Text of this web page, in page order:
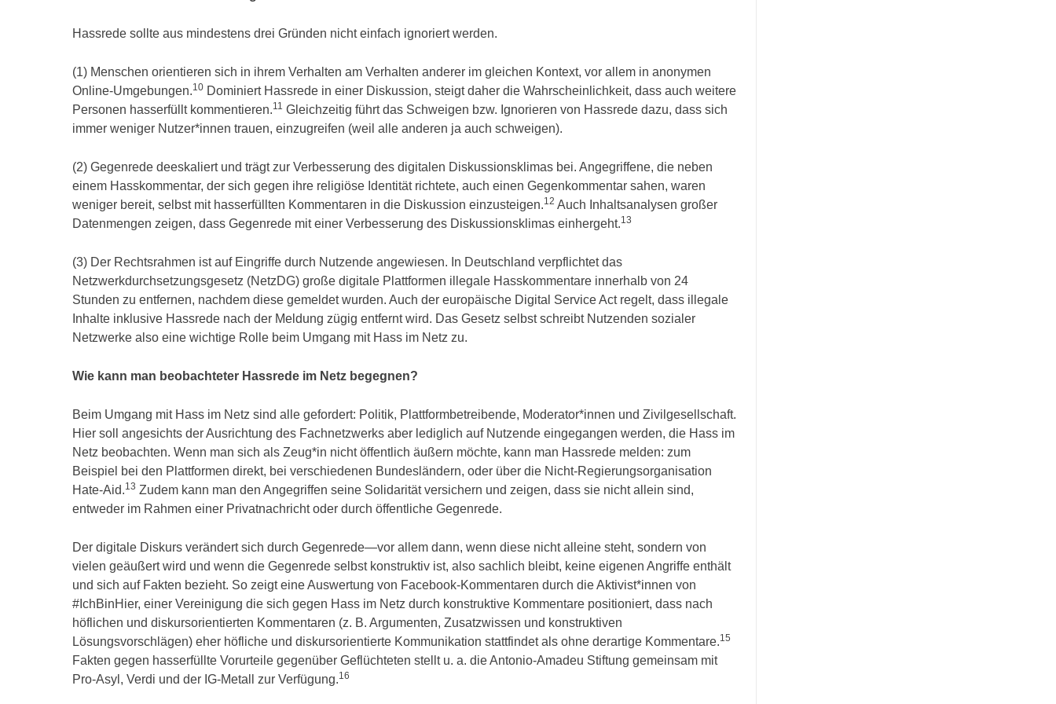
Hassrede sollte aus mindestens drei Gründen nicht einfach ignoriert werden.
(1) Menschen orientieren sich in ihrem Verhalten am Verhalten anderer im gleichen Kontext, vor allem in anonymen
Online-Umgebungen.10 Dominiert Hassrede in einer Diskussion, steigt daher die Wahrscheinlichkeit, dass auch weitere
Personen hasserfüllt kommentieren.11 Gleichzeitig führt das Schweigen bzw. Ignorieren von Hassrede dazu, dass sich
immer weniger Nutzer*innen trauen, einzugreifen (weil alle anderen ja auch schweigen).
(2) Gegenrede deeskaliert und trägt zur Verbesserung des digitalen Diskussionsklimas bei. Angegriffene, die neben
einem Hasskommentar, der sich gegen ihre religiöse Identität richtete, auch einen Gegenkommentar sahen, waren
weniger bereit, selbst mit hasserfüllten Kommentaren in die Diskussion einzusteigen.12 Auch Inhaltsanalysen großer
Datenmengen zeigen, dass Gegenrede mit einer Verbesserung des Diskussionsklimas einhergeht.13
(3) Der Rechtsrahmen ist auf Eingriffe durch Nutzende angewiesen. In Deutschland verpflichtet das
Netzwerkdurchsetzungsgesetz (NetzDG) große digitale Plattformen illegale Hasskommentare innerhalb von 24
Stunden zu entfernen, nachdem diese gemeldet wurden. Auch der europäische Digital Service Act regelt, dass illegale
Inhalte inklusive Hassrede nach der Meldung zügig entfernt wird. Das Gesetz selbst schreibt Nutzenden sozialer
Netzwerke also eine wichtige Rolle beim Umgang mit Hass im Netz zu.
Wie kann man beobachteter Hassrede im Netz begegnen?
Beim Umgang mit Hass im Netz sind alle gefordert: Politik, Plattformbetreibende, Moderator*innen und Zivilgesellschaft.
Hier soll angesichts der Ausrichtung des Fachnetzwerks aber lediglich auf Nutzende eingegangen werden, die Hass im
Netz beobachten. Wenn man sich als Zeug*in nicht öffentlich äußern möchte, kann man Hassrede melden: zum
Beispiel bei den Plattformen direkt, bei verschiedenen Bundesländern, oder über die Nicht-Regierungsorganisation
Hate-Aid.13 Zudem kann man den Angegriffen seine Solidarität versichern und zeigen, dass sie nicht allein sind,
entweder im Rahmen einer Privatnachricht oder durch öffentliche Gegenrede.
Der digitale Diskurs verändert sich durch Gegenrede—vor allem dann, wenn diese nicht alleine steht, sondern von
vielen geäußert wird und wenn die Gegenrede selbst konstruktiv ist, also sachlich bleibt, keine eigenen Angriffe enthält
und sich auf Fakten bezieht. So zeigt eine Auswertung von Facebook-Kommentaren durch die Aktivist*innen von
#IchBinHier, einer Vereinigung die sich gegen Hass im Netz durch konstruktive Kommentare positioniert, dass nach
höflichen und diskursorientierten Kommentaren (z. B. Argumenten, Zusatzwissen und konstruktiven
Lösungsvorschlägen) eher höfliche und diskursorientierte Kommunikation stattfindet als ohne derartige Kommentare.15
Fakten gegen hasserfüllte Vorurteile gegenüber Geflüchteten stellt u. a. die Antonio-Amadeu Stiftung gemeinsam mit
Pro-Asyl, Verdi und der IG-Metall zur Verfügung.16